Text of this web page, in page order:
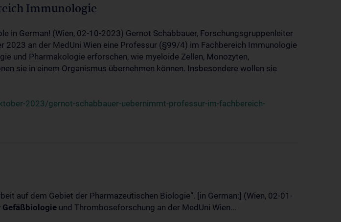
Immunologie
in German! (Wien, 02-10-2023) Gernot Schabbauer, Forschungsgruppenleiter
2023 an der MedUni Wien eine Professur (§99/4) im Fachbereich Immunologie
und Pharmakologie erforschen, wie myeloide Zellen, Monozyten,
sie in einem Organismus übernehmen können. Insbesondere wollen sie
2023/gernot-schabbauer-uebernimmt-professur-im-fachbereich-
auf dem Gebiet der Pharmazeutischen Biologie“. [in German:] (Wien, 02-01-
Gefäßbiologie und Thromboseforschung an der MedUni Wien...